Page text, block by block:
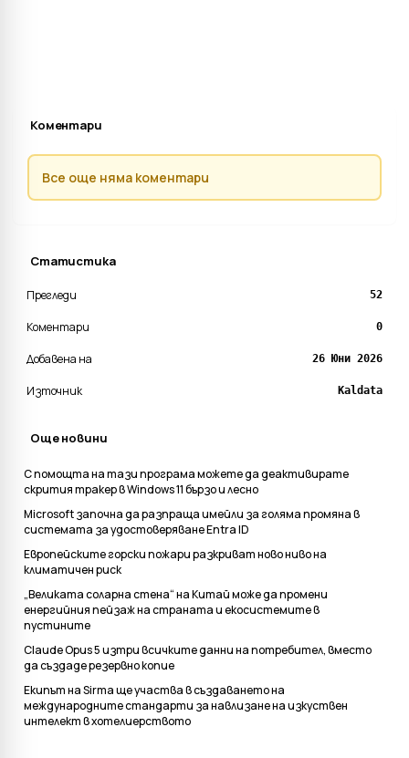
Коментари
Все още няма коментари
Статистика
Прегледи 52
Коментари 0
Добавена на 26 Юни 2026
Източник Kaldata
Още новини
С помощта на тази програма можете да деактивирате
скрития тракер в Windows 11 бързо и лесно
Microsoft започна да разпраща имейли за голяма промяна в
системата за удостоверяване Entra ID
Европейските горски пожари разкриват ново ниво на
климатичен риск
„Великата соларна стена“ на Китай може да промени
енергийния пейзаж на страната и екосистемите в
пустините
Claude Opus 5 изтри всичките данни на потребител, вместо
да създаде резервно копие
Екипът на Sirma ще участва в създаването на
международните стандарти за навлизане на изкуствен
интелект в хотелиерството